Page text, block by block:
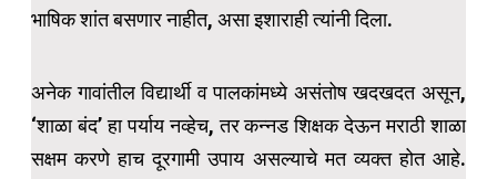
भाषिक शांत बसणार नाहीत, असा इशाराही त्यांनी दिला.
अनेक गावांतील विद्यार्थी व पालकांमध्ये असंतोष खदखदत असून,
‘शाळा बंद’ हा पर्याय नव्हेच, तर कन्नड शिक्षक देऊन मराठी शाळा
सक्षम करणे हाच दूरगामी उपाय असल्याचे मत व्यक्त होत आहे.